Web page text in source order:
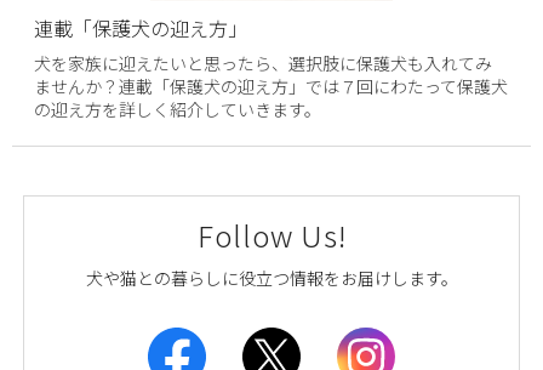
連載「保護犬の迎え方」
犬を家族に迎えたいと思ったら、選択肢に保護犬も入れてみ
ませんか？連載「保護犬の迎え方」では７回にわたって保護犬
の迎え方を詳しく紹介していきます。
Follow Us!
犬や猫との暮らしに役立つ情報をお届けします。